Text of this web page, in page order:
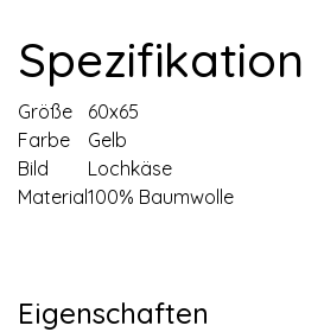
Spezifikation
Größe
60x65
Farbe
Gelb
Bild
Lochkäse
Material100% Baumwolle
Eigenschaften